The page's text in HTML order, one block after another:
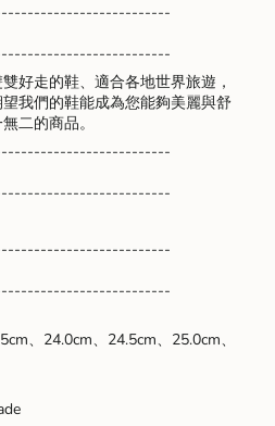
好走的鞋、適合各地世界旅遊，
我們的鞋能成為您能夠美麗與舒
二的商品。
、24.0cm、24.5cm、25.0cm、